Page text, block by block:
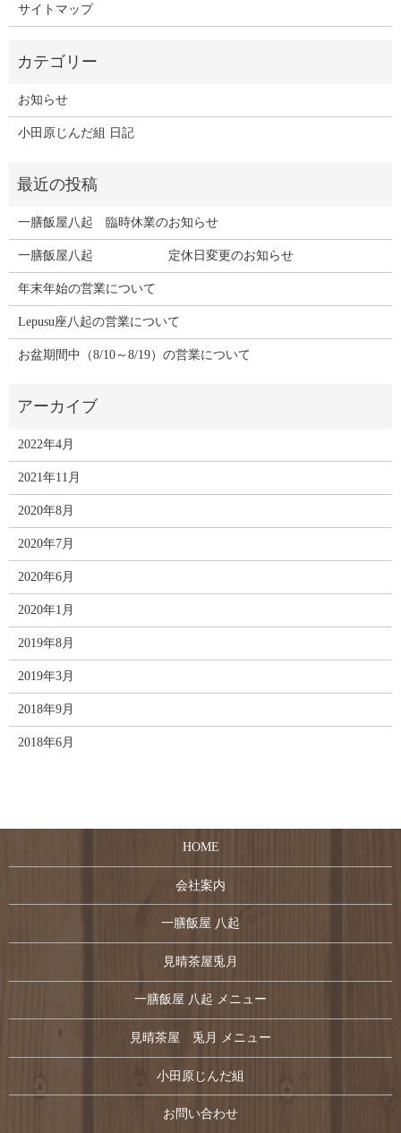
サイトマップ
お知らせ
小田原じんだ組 日記
一膳飯屋八起 臨時休業のお知らせ
一膳飯屋八起 定休日変更のお知らせ
年末年始の営業について
Lepusu座八起の営業について
お盆期間中（8/10～8/19）の営業について
2022年4月
2021年11月
2020年8月
2020年7月
2020年6月
2020年1月
2019年8月
2019年3月
2018年9月
2018年6月
HOME
会社案内
一膳飯屋 八起
見晴茶屋兎月
一膳飯屋 八起 メニュー
見晴茶屋 兎月 メニュー
小田原じんだ組
お問い合わせ